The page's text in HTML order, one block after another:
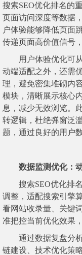
搜索SEO优化排名的
页面访问深度等数据
户体验能够降低页面
传递页面高价值信号
用户体验优化可从
动端适配之外，还需
理，避免密集堆砌内
模块，清晰展示核心
息，减少无效浏览。
转逻辑，杜绝弹窗泛
题，通过良好的用户
数据监测优化：
搜索SEO优化排名
调整，适配搜索引擎
看网站收录量、关键
准把控当前优化效果
通过数据复盘分析
链建设、技术优化策